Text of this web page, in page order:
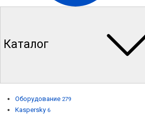
Каталог
Оборудование 279
Kaspersky 6